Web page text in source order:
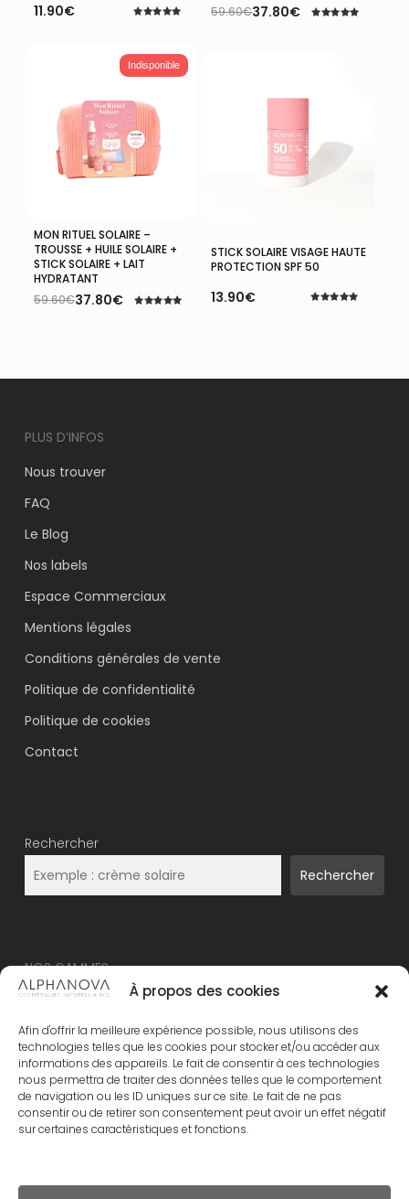
À propos des cookies
Afin d'offrir la meilleure expérience possible, nous utilisons des
technologies telles que les cookies pour stocker et/ou accéder aux
informations des appareils. Le fait de consentir à ces technologies
nous permettra de traiter des données telles que le comportement
de navigation ou les ID uniques sur ce site. Le fait de ne pas
consentir ou de retirer son consentement peut avoir un effet négatif
sur certaines caractéristiques et fonctions.
11.90€ 59.60€
Le
37.80€
Le
Indisponible
Lire La Suite
MON RITUEL SOLAIRE –
TROUSSE + HUILE SOLAIRE +
STICK SOLAIRE + LAIT
HYDRATANT
59.60€
Le
37.80€
Le
STICK SOLAIRE VISAGE HAUTE
PROTECTION SPF 50
13.90€
PLUS D’INFOS
Nous trouver
FAQ
Le Blog
Nos labels
Espace Commerciaux
Mentions légales
Conditions générales de vente
Politique de confidentialité
Politique de cookies
Contact
Rechercher
Rechercher
NOS GAMMES
NOUVEAU – ALPHANOVA Thermal Care
ALPHANOVA Organic SUN
ALPHANOVA Daily SUN
ALPHANOVA Bebe
Alphanova Kids